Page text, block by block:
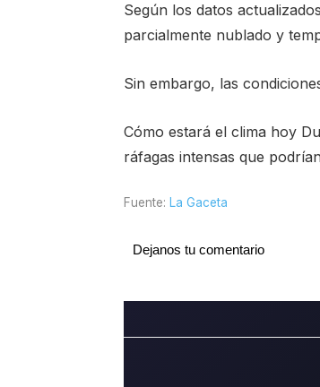
Según los datos
parcialmente nublado y
Sin embargo, las
Cómo estará el clima hoy
ráfagas intensas que
Fuente: La Gaceta
Dejanos tu comentario